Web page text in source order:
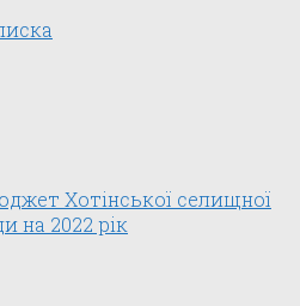
Хотінської селищної
на 2022 рік